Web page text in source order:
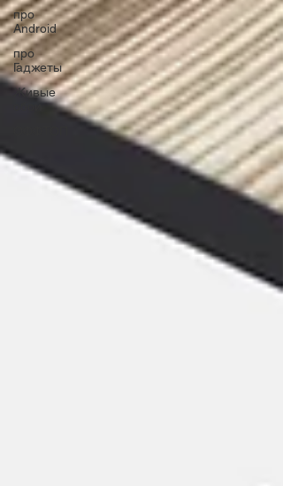
про
Android
про
Гаджеты
Живые